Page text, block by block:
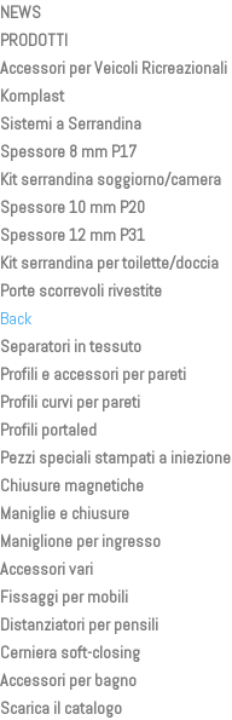
NEWS
PRODOTTI
Accessori per Veicoli Ricreazionali
Komplast
Sistemi a Serrandina
Spessore 8 mm P17
Kit serrandina soggiorno/camera
Spessore 10 mm P20
Spessore 12 mm P31
Kit serrandina per toilette/doccia
Porte scorrevoli rivestite
Back
Separatori in tessuto
Profili e accessori per pareti
Profili curvi per pareti
Profili portaled
Pezzi speciali stampati a iniezione
Chiusure magnetiche
Maniglie e chiusure
Maniglione per ingresso
Accessori vari
Fissaggi per mobili
Distanziatori per pensili
Cerniera soft-closing
Accessori per bagno
Scarica il catalogo